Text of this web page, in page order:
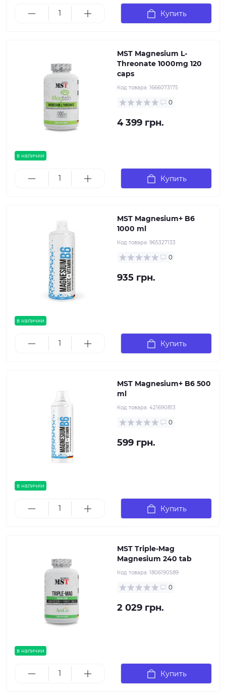
Купить
в наличии
MST Magnesium L-
Threonate 1000mg 120
caps
Код товара: 1666073175
0
4 399 грн.
Купить
в наличии
MST Magnesium+ B6
1000 ml
Код товара: 965327133
0
935 грн.
Купить
в наличии
MST Magnesium+ B6 500
ml
Код товара: 421690813
0
599 грн.
Купить
в наличии
MST Triple-Mag
Magnesium 240 tab
Код товара: 1806190589
0
2 029 грн.
Купить